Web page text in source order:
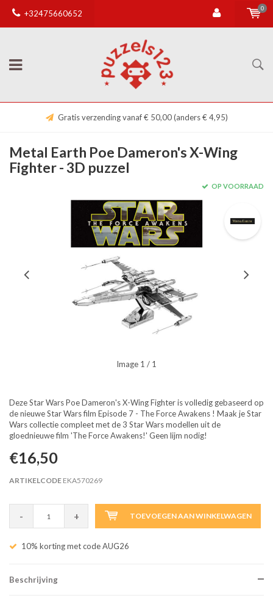
+32475660652
0
Gratis verzending vanaf € 50,00 (anders € 4,95)
Metal Earth Poe Dameron's X-Wing
Fighter - 3D puzzel
OP VOORRAAD
Image 1 / 1
Deze Star Wars Poe Dameron's X-Wing Fighter is volledig gebaseerd op
de nieuwe Star Wars film Episode 7 - The Force Awakens ! Maak je Star
Wars collectie compleet met de 3 Star Wars modellen uit de
gloednieuwe film 'The Force Awakens!' Geen lijm nodig!
€16,50
ARTIKELCODE EKA570269
- + TOEVOEGEN AAN WINKELWAGEN
10% korting met code AUG26
Beschrijving